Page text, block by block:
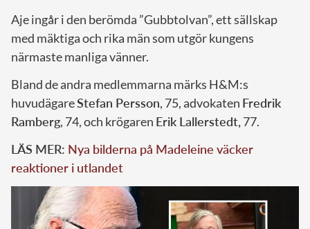
Aje ingår i den berömda ”Gubbtolvan”, ett sällskap
med mäktiga och rika män som utgör kungens
närmaste manliga vänner.
Bland de andra medlemmarna märks H&M:s
huvudägareStefan Persson, 75, advokaten Fredrik
Ramberg, 74, och krögaren Erik Lallerstedt, 77.
LÄS MER: Nya bilderna på Madeleine väcker
reaktioner i utlandet